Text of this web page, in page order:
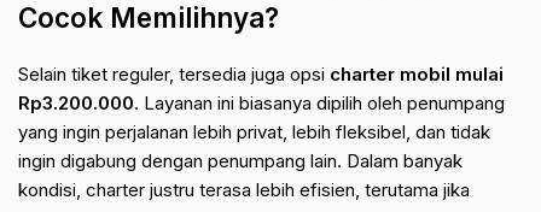
Cocok Memilihnya?
Selain tiket reguler, tersedia juga opsi charter mobil mulai
Rp3.200.000. Layanan ini biasanya dipilih oleh penumpang
yang ingin perjalanan lebih privat, lebih fleksibel, dan tidak
ingin digabung dengan penumpang lain. Dalam banyak
kondisi, charter justru terasa lebih efisien, terutama jika